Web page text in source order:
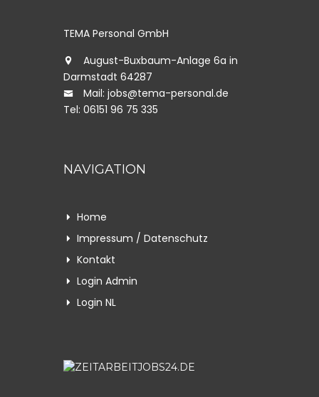
TEMA Personal GmbH
August-Buxbaum-Anlage 6a in
Darmstadt 64287
Mail: jobs@tema-personal.de
Tel: 06151 96 75 335
NAVIGATION
Home
Impressum / Datenschutz
Kontakt
Login Admin
Login NL